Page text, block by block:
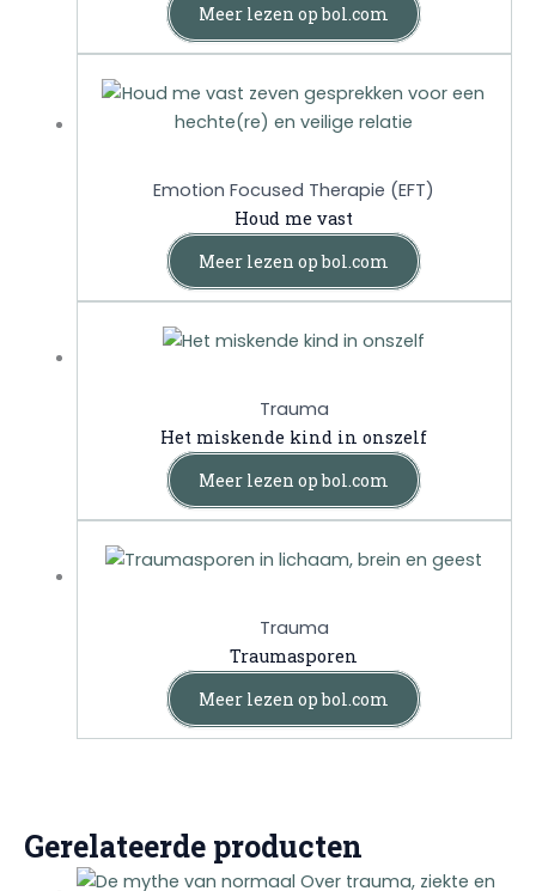
Meer lezen op bol.com
Emotion Focused Therapie (EFT)
Houd me vast
Meer lezen op bol.com
Trauma
Het miskende kind in onszelf
Meer lezen op bol.com
Trauma
Traumasporen
Meer lezen op bol.com
Gerelateerde producten